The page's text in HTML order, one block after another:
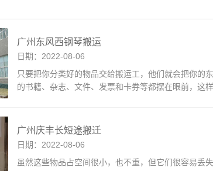
广州东风西钢琴搬运
日期：2022-08-06
只要把你分类好的物品交给搬运工，他们就会把你的
的书籍、杂志、文件、发票和卡券等都摆在眼前，这
广州庆丰长短途搬迁
日期：2022-08-06
虽然这些物品占空间很小，也不重，但它们很容易丢